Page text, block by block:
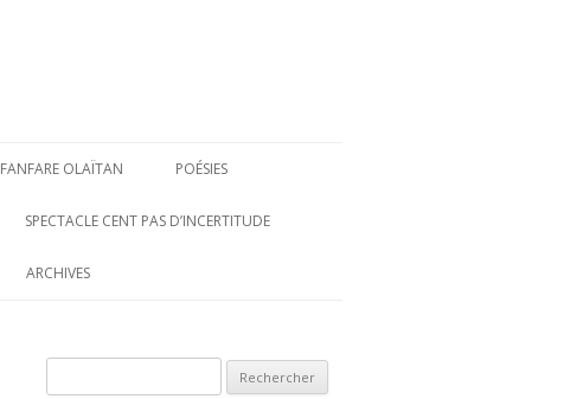
FANFARE OLAÏTAN POÉSIES
SPECTACLE CENT PAS D’INCERTITUDE
ARCHIVES